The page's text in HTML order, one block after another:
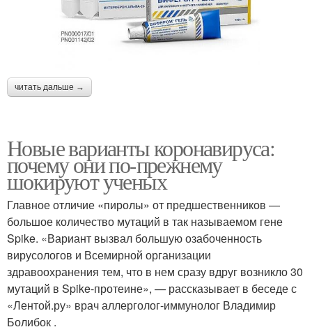
читать дальше →
Новые варианты коронавируса:
почему они по-прежнему
шокируют ученых
Главное отличие «пиролы» от предшественников —
большое количество мутаций в так называемом гене
Spike. «Вариант вызвал большую озабоченность
вирусологов и Всемирной организации
здравоохранения тем, что в нем сразу вдруг возникло 30
мутаций в Spike-протеине», — рассказывает в беседе с
«Лентой.ру» врач аллерголог-иммунолог Владимир
Болибок .